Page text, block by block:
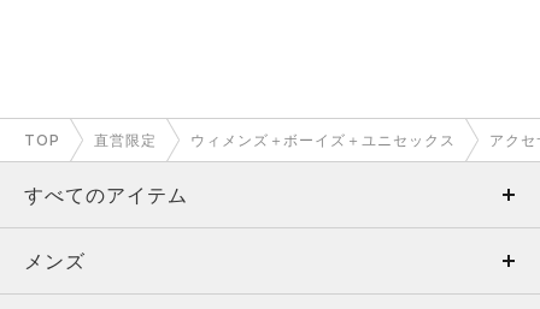
TOP 直営限定 ウィメンズ＋ボーイズ＋ユニセックス アク
すべてのアイテム
メンズ
メンズ